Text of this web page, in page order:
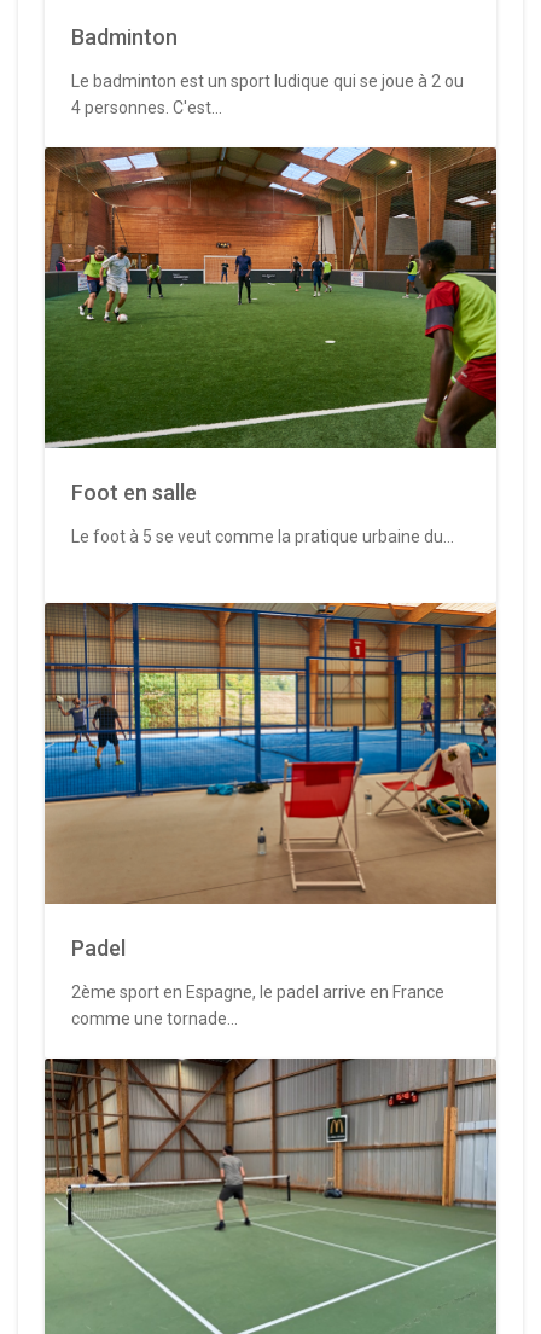
Badminton
Le badminton est un sport ludique qui se joue à 2 ou
4 personnes. C'est...
Foot en salle
Le foot à 5 se veut comme la pratique urbaine du...
Padel
2ème sport en Espagne, le padel arrive en France
comme une tornade...